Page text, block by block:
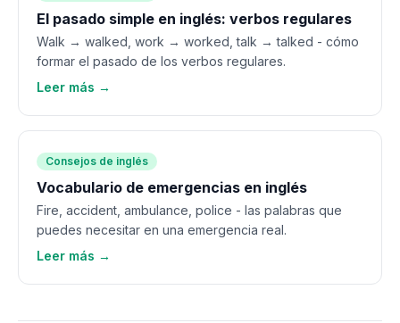
El pasado simple en inglés: verbos regulares
Walk → walked, work → worked, talk → talked - cómo
formar el pasado de los verbos regulares.
Leer más →
Consejos de inglés
Vocabulario de emergencias en inglés
Fire, accident, ambulance, police - las palabras que
puedes necesitar en una emergencia real.
Leer más →